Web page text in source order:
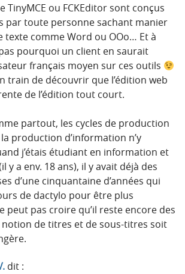
TinyMCE ou FCKEditor sont conçus
par toute personne sachant manier
comme Word ou OOo… Et à
pourquoi un client en saurait
français moyen sur ces outils
train de découvrir que l’édition web
de l’édition tout court.
partout, les cycles de production
production d’information n’y
j’étais étudiant en information et
y a env. 18 ans), il y avait déjà des
d’une cinquantaine d’années qui
de dactylo pour être plus
peut pas croire qu’il reste encore des
de titres et de sous-titres soit
dit :